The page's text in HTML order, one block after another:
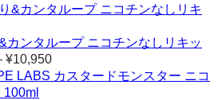
カンタループ ニコチンなしリキッ
¥10,950価
格